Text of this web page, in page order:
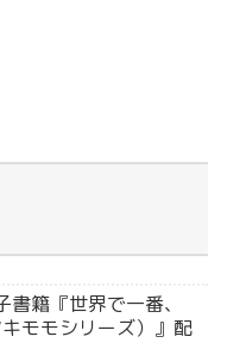
籍『世界で一番、
モモシリーズ）』配